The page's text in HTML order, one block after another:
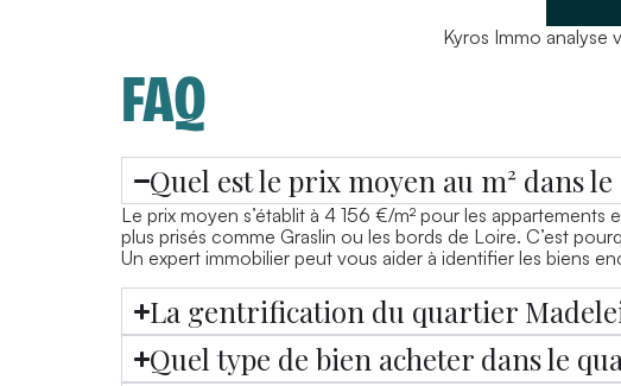
Kyros Immo analyse
FAQ
Quel est le prix moyen au m² dans
Le prix moyen s’établit à 4 156 €/m² pour les
plus prisés comme Graslin ou les bords de Loire. C’est
Un expert immobilier peut vous aider à identifier les biens
La gentrification du quartier
Quel type de bien acheter dans le